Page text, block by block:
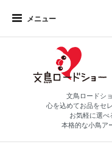
メニュー
文鳥ロードシ
心を込めてお品をセ
お気軽に選べ
本格的な小鳥ア